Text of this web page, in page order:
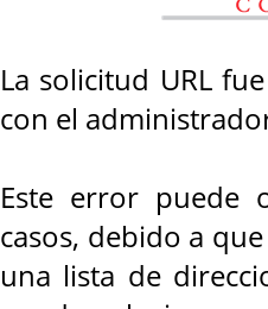
La solicitud URL
con el
Este error puede
casos, debido a
una lista de